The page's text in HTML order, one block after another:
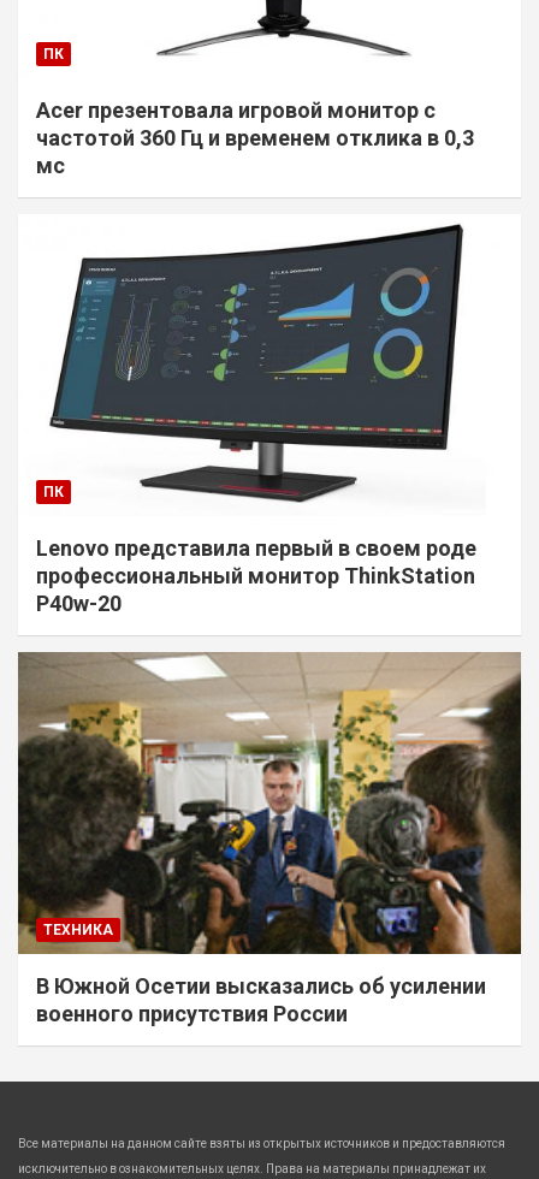
ПК
Acer презентовала игровой монитор с
частотой 360 Гц и временем отклика в 0,3
мс
ПК
Lenovo представила первый в своем роде
профессиональный монитор ThinkStation
P40w-20
ТЕХНИКА
В Южной Осетии высказались об усилении
военного присутствия России
Все материалы на данном сайте взяты из открытых источников и предоставляются
исключительно в ознакомительных целях. Права на материалы принадлежат их